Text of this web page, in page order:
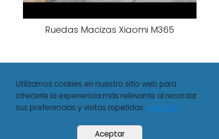
Ruedas Macizas Xiaomi M365
Xiaomi Mi A1 Plaza
Utilizamos cookies en nuestro sitio web para
ofrecerle la experiencia más relevante al recordar
sus preferencias y visitas repetidas. Leer Más
Aceptar